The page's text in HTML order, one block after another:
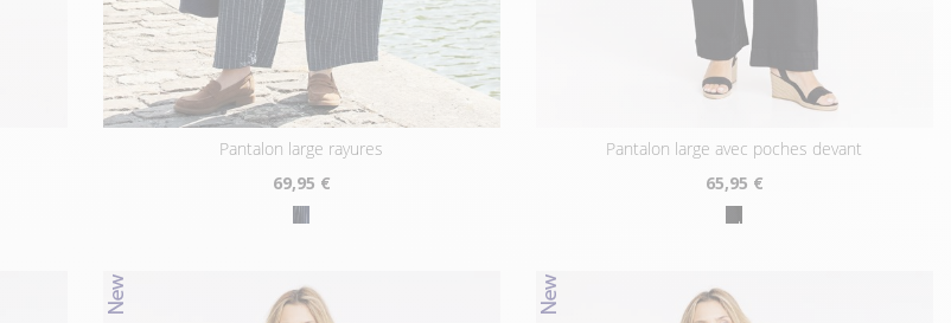
pantalon large rayures
69,95 €
pantalon large avec poches devant
65,95 €